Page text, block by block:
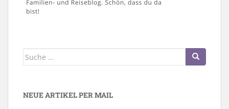
Suche
NEUE ARTIKEL PER MAIL